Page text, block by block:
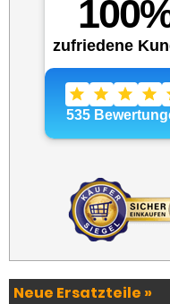
Neue Ersatzteile »